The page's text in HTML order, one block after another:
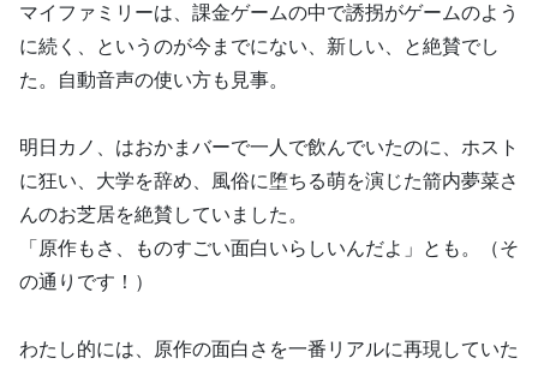
マイファミリーは、課金ゲームの中で誘拐がゲームのよう
に続く、というのが今までにない、新しい、と絶賛でし
た。自動音声の使い方も見事。
明日カノ、はおかまバーで一人で飲んでいたのに、ホスト
に狂い、大学を辞め、風俗に堕ちる萌を演じた箭内夢菜さ
んのお芝居を絶賛していました。
「原作もさ、ものすごい面白いらしいんだよ」とも。（そ
の通りです！）
わたし的には、原作の面白さを一番リアルに再現していた